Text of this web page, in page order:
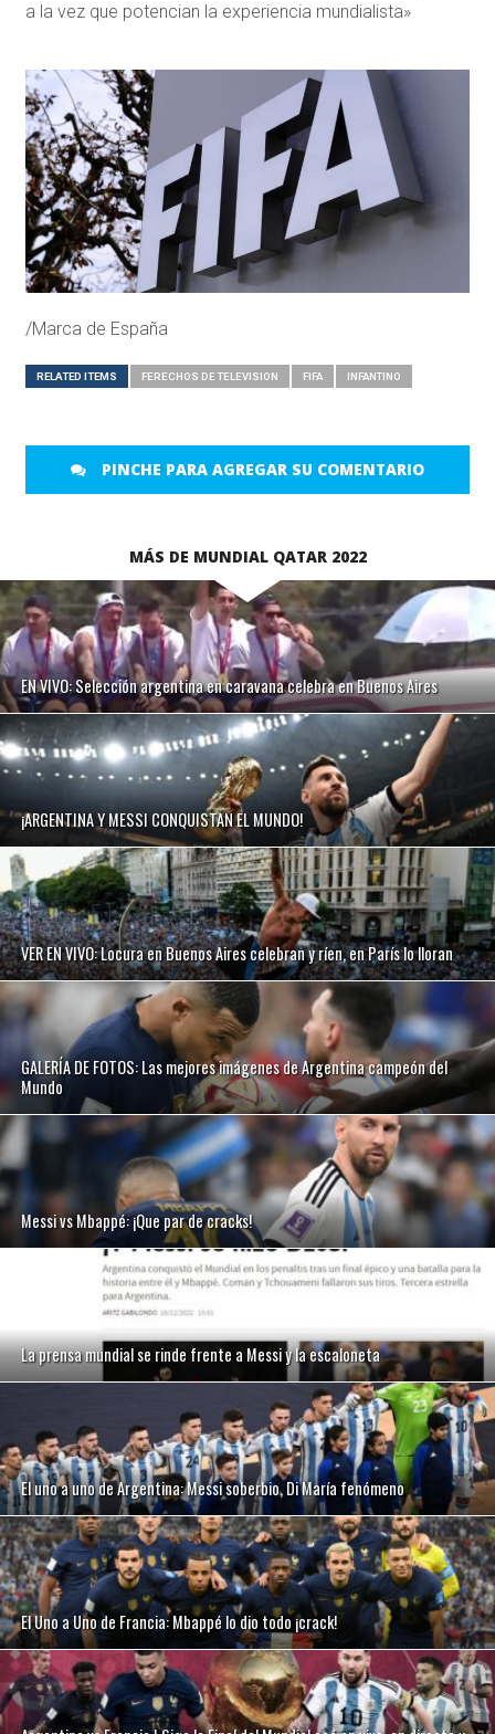
a la vez que potencian la experiencia mundialista»
/Marca de España
RELATED ITEMS FERECHOS DE TELEVISION FIFA INFANTINO
PINCHE PARA AGREGAR SU COMENTARIO
MÁS DE MUNDIAL QATAR 2022
EN VIVO: Selección argentina en caravana celebra en Buenos Aires
¡ARGENTINA Y MESSI CONQUISTAN EL MUNDO!
VER EN VIVO: Locura en Buenos Aires celebran y ríen, en París lo lloran
GALERÍA DE FOTOS: Las mejores imágenes de Argentina campeón del
Mundo
Messi vs Mbappé: ¡Que par de cracks!
La prensa mundial se rinde frente a Messi y la escaloneta
El uno a uno de Argentina: Messi soberbio, Di María fenómeno
El Uno a Uno de Francia: Mbappé lo dio todo ¡crack!